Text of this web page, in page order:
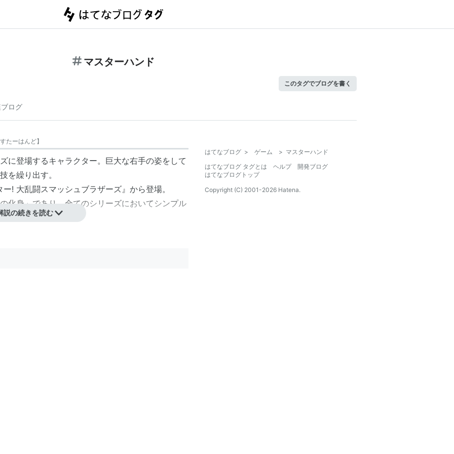
マスターハンド
このタグでブログを書く
ログ
たーはんど】
に登場するキャラクター。巨大な右手の姿をして
を繰り出す。
ー! 大乱闘スマッシュブラザーズ』から登場。
化身」であり、全てのシリーズにおいてシンプル
説の続きを読む
はてなブログ > ゲーム > マスターハンド
はてなブログ タグとは
ヘルプ
開発ブログ
はてなブログトップ
Copyright (C) 2001-2026 Hatena.